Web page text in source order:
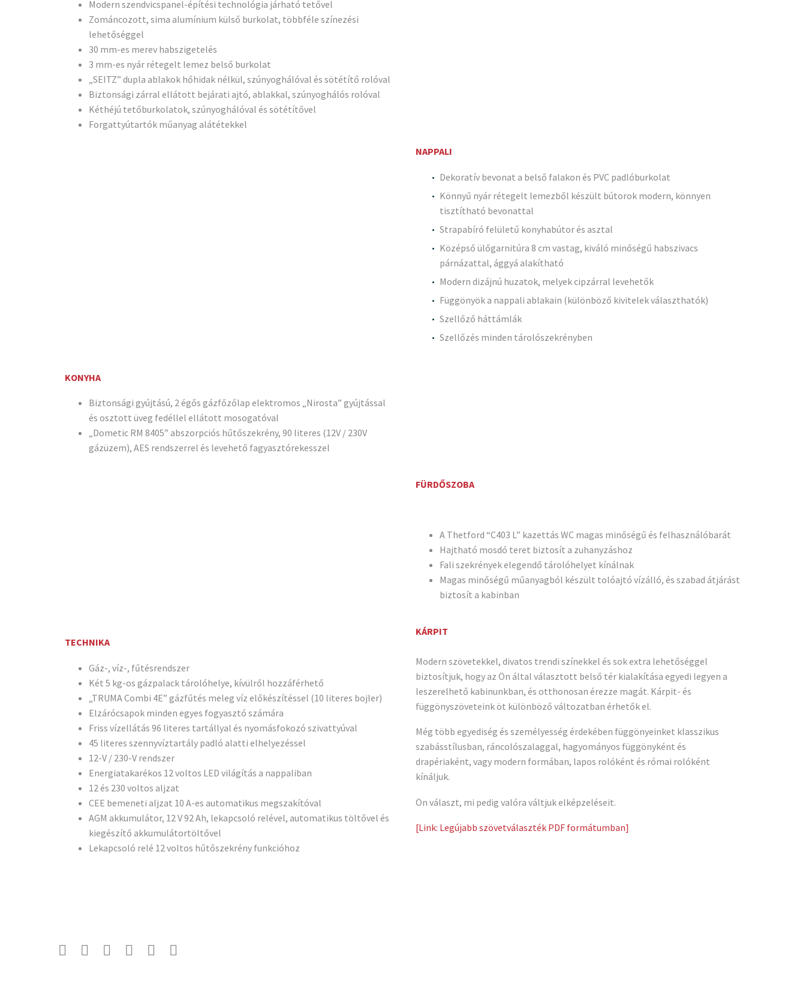
Modern szendvicspanel-építési technológia járható tetővel
Zománcozott, sima alumínium külső burkolat, többféle színezési
lehetőséggel
30 mm-es merev habszigetelés
3 mm-es nyár rétegelt lemez belső burkolat
„SEITZ” dupla ablakok hőhidak nélkül, szúnyoghálóval és sötétítő rolóval
Biztonsági zárral ellátott bejárati ajtó, ablakkal, szúnyoghálós rolóval
Kéthéjú tetőburkolatok, szúnyoghálóval és sötétítővel
Forgattyútartók műanyag alátétekkel
NAPPALI
Dekoratív bevonat a belső falakon és PVC padlóburkolat
Könnyű nyár rétegelt lemezből készült bútorok modern, könnyen
tisztítható bevonattal
Strapabíró felületű konyhabútor és asztal
Középső ülőgarnitúra 8 cm vastag, kiváló minőségű habszivacs
párnázattal, ággyá alakítható
Modern dizájnú huzatok, melyek cipzárral levehetők
Függönyök a nappali ablakain (különböző kivitelek választhatók)
Szellőző háttámlák
Szellőzés minden tárolószekrényben
KONYHA
Biztonsági gyújtású, 2 égős gázfőzőlap elektromos „Nirosta” gyújtással
és osztott üveg fedéllel ellátott mosogatóval
„Dometic RM 8405” abszorpciós hűtőszekrény, 90 literes (12V / 230V
gázüzem), AES rendszerrel és levehető fagyasztórekesszel
FÜRDŐSZOBA
A Thetford “C403 L” kazettás WC magas minőségű és felhasználóbarát
Hajtható mosdó teret biztosít a zuhanyzáshoz
Fali szekrények elegendő tárolóhelyet kínálnak
Magas minőségű műanyagból készült tolóajtó vízálló, és szabad átjárást
biztosít a kabinban
TECHNIKA
Gáz-, víz-, fűtésrendszer
Két 5 kg-os gázpalack tárolóhelye, kívülről hozzáférhető
„TRUMA Combi 4E” gázfűtés meleg víz előkészítéssel (10 literes bojler)
Elzárócsapok minden egyes fogyasztó számára
Friss vízellátás 96 literes tartállyal és nyomásfokozó szivattyúval
45 literes szennyvíztartály padló alatti elhelyezéssel
12-V / 230-V rendszer
Energiatakarékos 12 voltos LED világítás a nappaliban
12 és 230 voltos aljzat
CEE bemeneti aljzat 10 A-es automatikus megszakítóval
AGM akkumulátor, 12 V 92 Ah, lekapcsoló relével, automatikus töltővel és
kiegészítő akkumulátortöltővel
Lekapcsoló relé 12 voltos hűtőszekrény funkcióhoz
KÁRPIT
Modern szövetekkel, divatos trendi színekkel és sok extra lehetőséggel
biztosítjuk, hogy az Ön által választott belső tér kialakítása egyedi legyen a
leszerelhető kabinunkban, és otthonosan érezze magát. Kárpit- és
függönyszöveteink öt különböző változatban érhetők el.
Még több egyediség és személyesség érdekében függönyeinket klasszikus
szabásstílusban, ráncolószalaggal, hagyományos függönyként és
drapériaként, vagy modern formában, lapos rolóként és római rolóként
kínáljuk.
Ön választ, mi pedig valóra váltjuk elképzeléseit.
[Link: Legújabb szövetválaszték PDF formátumban]